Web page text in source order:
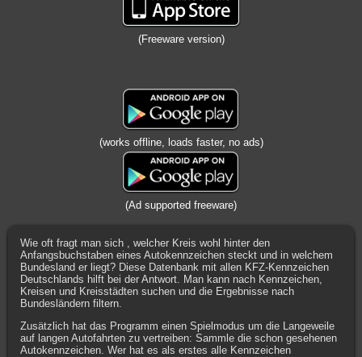
(Freeware version)
(works offline, loads faster, no ads)
(Ad supported freeware)
Wie oft fragt man sich , welcher Kreis wohl hinter den
Anfangsbuchstaben eines Autokennzeichen steckt und in welchem
Bundesland er liegt? Diese Datenbank mit allen KFZ-Kennzeichen
Deutschlands hilft bei der Antwort. Man kann nach Kennzeichen,
Kreisen und Kreisstädten suchen und die Ergebnisse nach
Bundesländern filtern.
Zusätzlich hat das Programm einen Spielmodus um die Langeweile
auf langen Autofahrten zu vertreiben: Sammle die schon gesehenen
Autokennzeichen. Wer hat es als erstes alle Kennzeichen